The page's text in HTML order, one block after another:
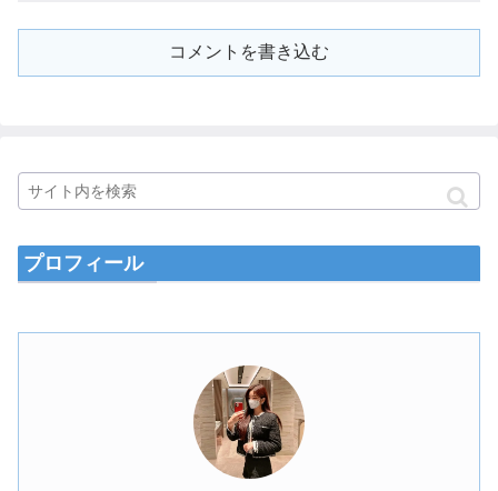
コメントを書き込む
プロフィール